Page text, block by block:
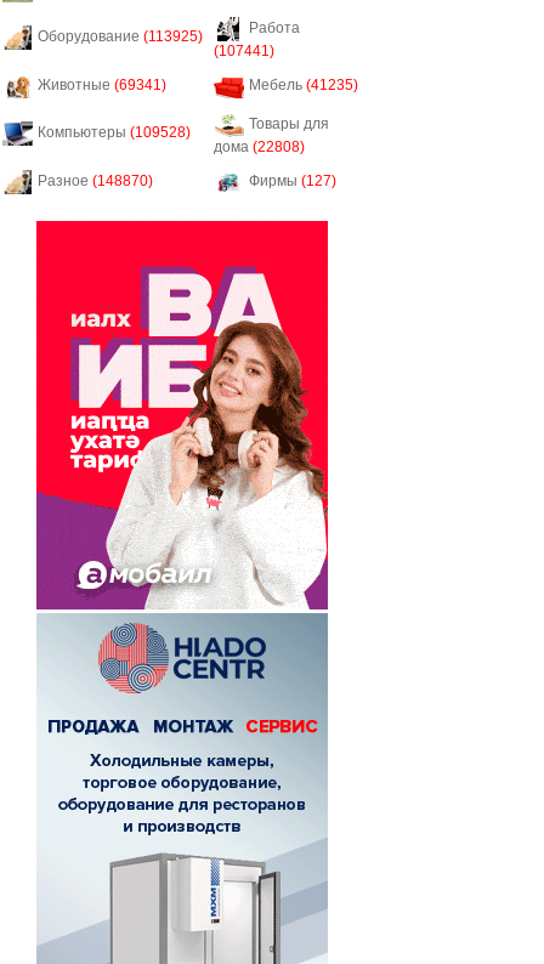
Оборудование (113925)
Работа
(107441)
Животные (69341) Мебель (41235)
Компьютеры (109528)
Товары для
дома (22808)
Разное (148870) Фирмы (127)